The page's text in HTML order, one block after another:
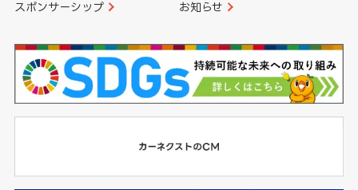
スポンサーシップ お知らせ